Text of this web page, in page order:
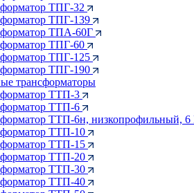
ТПГ-32
ТПГ-139
ТПА-60Г
ТПГ-60
ТПГ-125
ТПГ-190
трансформаторы
ТТП-3
ТТП-6
ТТП-6н, низкопрофильный,
ТТП-10
ТТП-15
ТТП-20
ТТП-30
ТТП-40